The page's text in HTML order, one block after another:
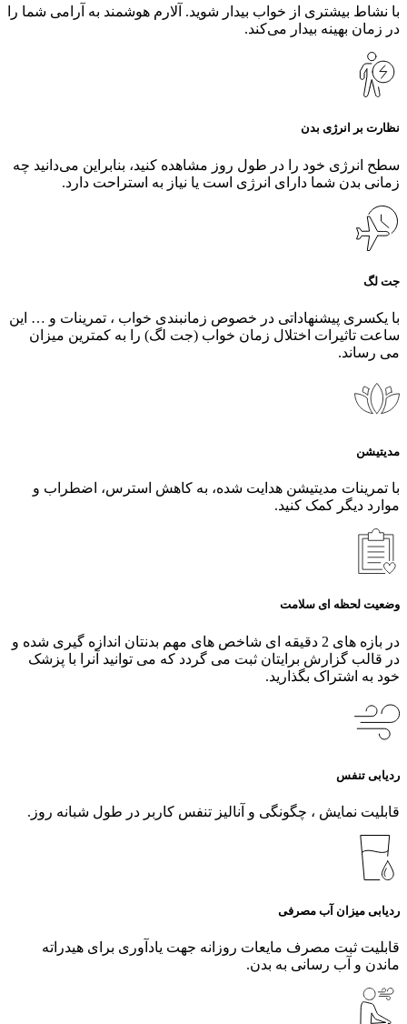
با نشاط بیشتری از خواب بیدار شوید. آلارم هوشمند به آرامی شما را
در زمان بهینه بیدار می‌کند.
نظارت بر انرژی بدن
سطح انرژی خود را در طول روز مشاهده کنید، بنابراین می‌دانید چه
زمانی بدن شما دارای انرژی است یا نیاز به استراحت دارد.
جت لگ
با یکسری پیشنهاداتی در خصوص زمانبندی خواب ، تمرینات و … این
ساعت تاثیرات اختلال زمان خواب (جت لگ) را به کمترین میزان
می رساند.
مدیتیشن
با تمرینات مدیتیشن هدایت‌ شده، به کاهش استرس، اضطراب و
موارد دیگر کمک کنید.
وضعیت لحظه ای سلامت
در بازه های 2 دقیقه ای شاخص های مهم بدنتان اندازه گیری شده و
در قالب گزارش برایتان ثبت می گردد که می توانید آنرا با پزشک
خود به اشتراک بگذارید.
ردیابی تنفس
قابلیت نمایش ، چگونگی و آنالیز تنفس کاربر در طول شبانه روز.
ردیابی میزان آب مصرفی
قابلیت ثبت مصرف مایعات روزانه جهت یادآوری برای هیدراته
ماندن و آب رسانی به بدن.